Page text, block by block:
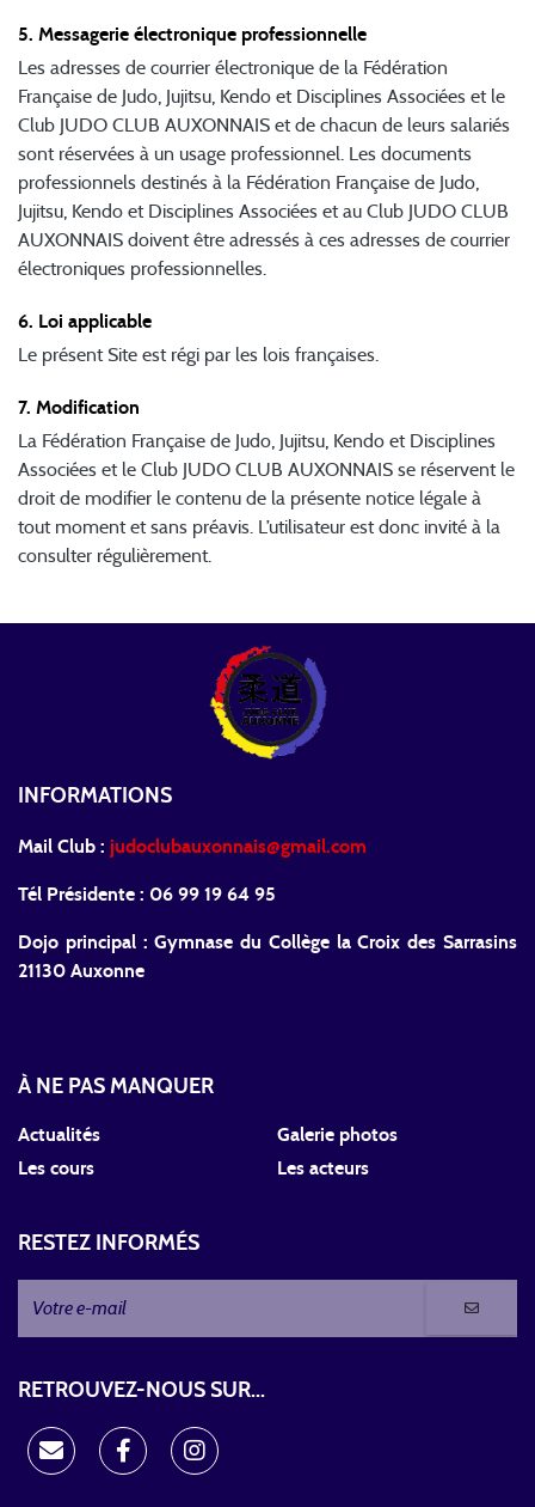
5. Messagerie électronique professionnelle
Les adresses de courrier électronique de la Fédération
Française de Judo, Jujitsu, Kendo et Disciplines Associées et le
Club JUDO CLUB AUXONNAIS et de chacun de leurs salariés
sont réservées à un usage professionnel. Les documents
professionnels destinés à la Fédération Française de Judo,
Jujitsu, Kendo et Disciplines Associées et au Club JUDO CLUB
AUXONNAIS doivent être adressés à ces adresses de courrier
électroniques professionnelles.
6. Loi applicable
Le présent Site est régi par les lois françaises.
7. Modification
La Fédération Française de Judo, Jujitsu, Kendo et Disciplines
Associées et le Club JUDO CLUB AUXONNAIS se réservent le
droit de modifier le contenu de la présente notice légale à
tout moment et sans préavis. L’utilisateur est donc invité à la
consulter régulièrement.
INFORMATIONS
Mail Club : judoclubauxonnais@gmail.com
Tél Présidente : 06 99 19 64 95
Dojo principal : Gymnase du Collège la Croix des Sarrasins
21130 Auxonne
À NE PAS MANQUER
Actualités
Les cours
Galerie photos
Les acteurs
RESTEZ INFORMÉS
RETROUVEZ-NOUS SUR...